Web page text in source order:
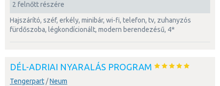
2 felnőtt részére
hajszárító, széf, erkély, minibár, wi-fi, telefon, tv, zuhanyzós
fürdőszoba, légkondícionált, modern berendezésű, 4*
DÉL-ADRIAI NYARALÁS PROGRAM
Tengerpart/Neum